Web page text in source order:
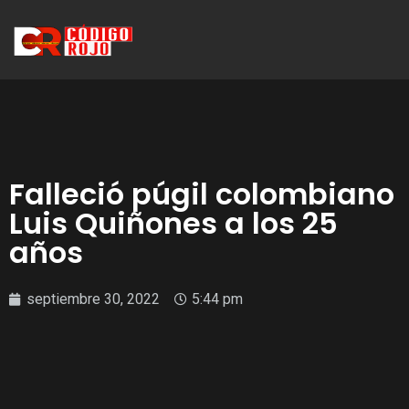
Falleció púgil colombiano
Luis Quiñones a los 25
años
septiembre 30, 2022 5:44 pm